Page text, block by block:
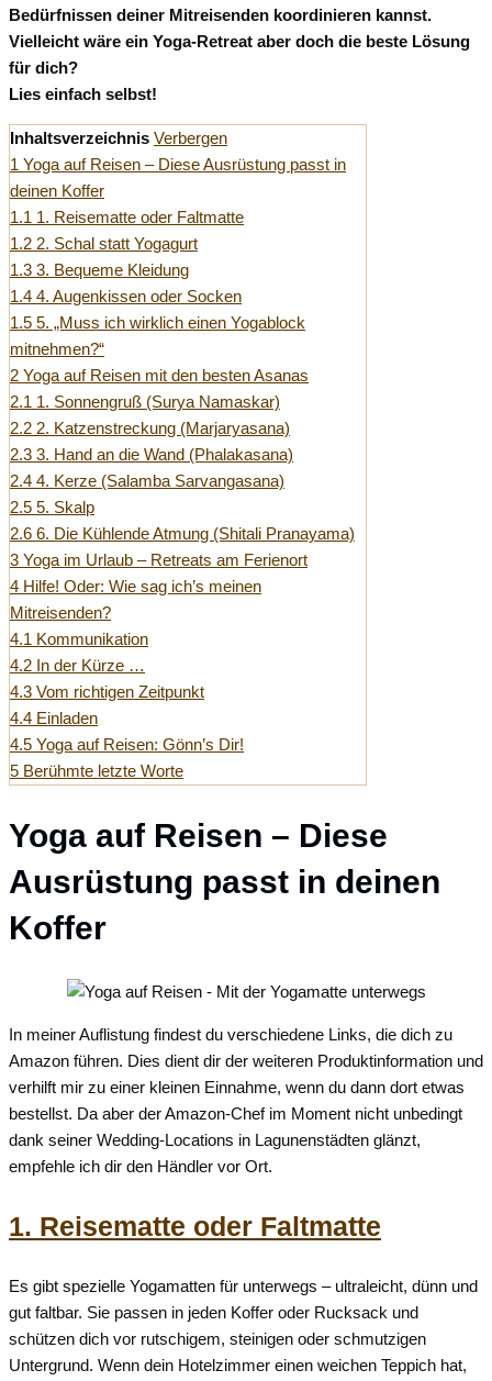
Bedürfnissen deiner Mitreisenden koordinieren kannst.
Vielleicht wäre ein Yoga-Retreat aber doch die beste Lösung
für dich?
Lies einfach selbst!
Inhaltsverzeichnis Verbergen
1 Yoga auf Reisen – Diese Ausrüstung passt in
deinen Koffer
1.1 1. Reisematte oder Faltmatte
1.2 2. Schal statt Yogagurt
1.3 3. Bequeme Kleidung
1.4 4. Augenkissen oder Socken
1.5 5. „Muss ich wirklich einen Yogablock
mitnehmen?“
2 Yoga auf Reisen mit den besten Asanas
2.1 1. Sonnengruß (Surya Namaskar)
2.2 2. Katzenstreckung (Marjaryasana)
2.3 3. Hand an die Wand (Phalakasana)
2.4 4. Kerze (Salamba Sarvangasana)
2.5 5. Skalp
2.6 6. Die Kühlende Atmung (Shitali Pranayama)
3 Yoga im Urlaub – Retreats am Ferienort
4 Hilfe! Oder: Wie sag ich’s meinen
Mitreisenden?
4.1 Kommunikation
4.2 In der Kürze …
4.3 Vom richtigen Zeitpunkt
4.4 Einladen
4.5 Yoga auf Reisen: Gönn’s Dir!
5 Berühmte letzte Worte
Yoga auf Reisen – Diese
Ausrüstung passt in deinen
Koffer
In meiner Auflistung findest du verschiedene Links, die dich zu
Amazon führen. Dies dient dir der weiteren Produktinformation und
verhilft mir zu einer kleinen Einnahme, wenn du dann dort etwas
bestellst. Da aber der Amazon-Chef im Moment nicht unbedingt
dank seiner Wedding-Locations in Lagunenstädten glänzt,
empfehle ich dir den Händler vor Ort.
1. Reisematte oder Faltmatte
Es gibt spezielle Yogamatten für unterwegs – ultraleicht, dünn und
gut faltbar. Sie passen in jeden Koffer oder Rucksack und
schützen dich vor rutschigem, steinigen oder schmutzigen
Untergrund. Wenn dein Hotelzimmer einen weichen Teppich hat,